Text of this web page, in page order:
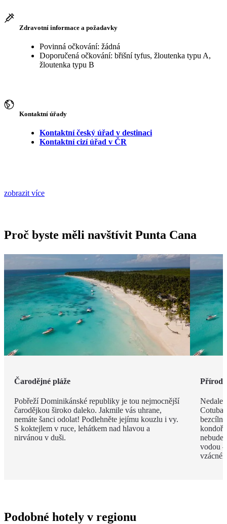
Zdravotní informace a požadavky
Povinná očkování: žádná
Doporučená očkování: břišní tyfus, žloutenka typu A,
žloutenka typu B
Kontaktní úřady
Kontaktní český úřad v destinaci
Kontaktní cizí úřad v ČR
zobrazit více
Proč byste měli navštívit Punta Cana
Čarodějné pláže
Pobřeží Dominikánské republiky je tou nejmocnější
čarodějkou široko daleko. Jakmile vás uhrane,
nemáte šanci odolat! Podlehněte jejímu kouzlu i vy.
S koktejlem v ruce, lehátkem nad hlavou a
nirvánou v duši.
vodou
Podobné hotely v regionu